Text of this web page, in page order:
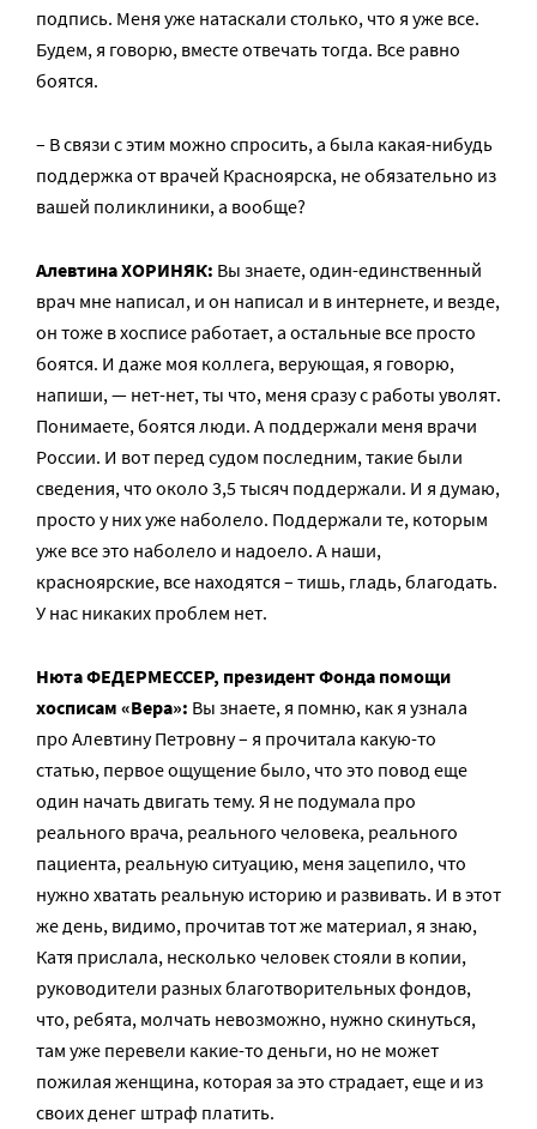
подпись. Меня уже натаскали столько, что я уже все.
Будем, я говорю, вместе отвечать тогда. Все равно
боятся.
– В связи с этим можно спросить, а была какая-нибудь
поддержка от врачей Красноярска, не обязательно из
вашей поликлиники, а вообще?
Алевтина ХОРИНЯК: Вы знаете, один-единственный
врач мне написал, и он написал и в интернете, и везде,
он тоже в хосписе работает, а остальные все просто
боятся. И даже моя коллега, верующая, я говорю,
напиши, — нет-нет, ты что, меня сразу с работы уволят.
Понимаете, боятся люди. А поддержали меня врачи
России. И вот перед судом последним, такие были
сведения, что около 3,5 тысяч поддержали. И я думаю,
просто у них уже наболело. Поддержали те, которым
уже все это наболело и надоело. А наши,
красноярские, все находятся – тишь, гладь, благодать.
У нас никаких проблем нет.
Нюта ФЕДЕРМЕССЕР, президент Фонда помощи
хосписам «Вера»: Вы знаете, я помню, как я узнала
про Алевтину Петровну – я прочитала какую-то
статью, первое ощущение было, что это повод еще
один начать двигать тему. Я не подумала про
реального врача, реального человека, реального
пациента, реальную ситуацию, меня зацепило, что
нужно хватать реальную историю и развивать. И в этот
же день, видимо, прочитав тот же материал, я знаю,
Катя прислала, несколько человек стояли в копии,
руководители разных благотворительных фондов,
что, ребята, молчать невозможно, нужно скинуться,
там уже перевели какие-то деньги, но не может
пожилая женщина, которая за это страдает, еще и из
своих денег штраф платить.